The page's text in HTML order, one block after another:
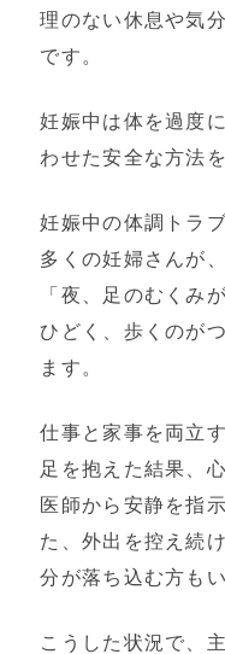
理のない休息や気
です。
妊娠中は体を過度
わせた安全な方法
妊娠中の体調トラ
多くの妊婦さんが
「夜、足のむくみ
ひどく、歩くのが
ます。
仕事と家事を両立
足を抱えた結果、
医師から安静を指
た、外出を控え続
分が落ち込む方もい
こうした状況で、